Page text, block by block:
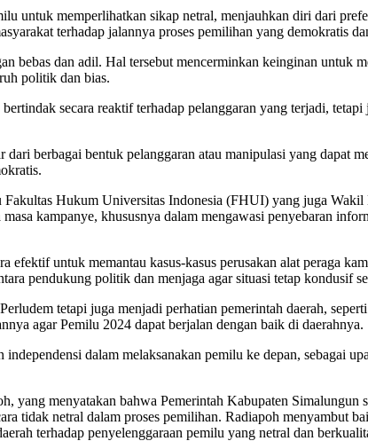
untuk memperlihatkan sikap netral, menjauhkan diri dari
terhadap jalannya proses pemilihan yang demokratis
bebas dan adil. Hal tersebut mencerminkan keinginan untuk
politik dan bias.
secara reaktif terhadap pelanggaran yang terjadi,
berbagai bentuk pelanggaran atau manipulasi yang dapat
Fakultas Hukum Universitas Indonesia (FHUI) yang juga
kampanye, khususnya dalam mengawasi penyebaran
efektif untuk memantau kasus-kasus perusakan alat peraga
pendukung politik dan menjaga agar situasi tetap kondusif
tetapi juga menjadi perhatian pemerintah daerah,
agar Pemilu 2024 dapat berjalan dengan baik di daerahnya.
dalam melaksanakan pemilu ke depan, sebagai
yang menyatakan bahwa Pemerintah Kabupaten
tidak netral dalam proses pemilihan. Radiapoh menyambut
terhadap penyelenggaraan pemilu yang netral dan